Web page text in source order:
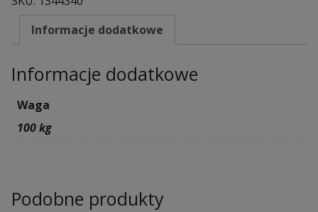
Informacje dodatkowe
Informacje dodatkowe
Waga
100 kg
Podobne produkty